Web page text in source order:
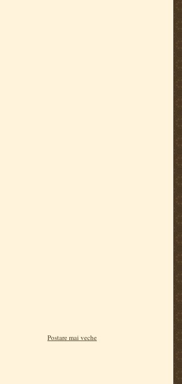
Postare mai veche